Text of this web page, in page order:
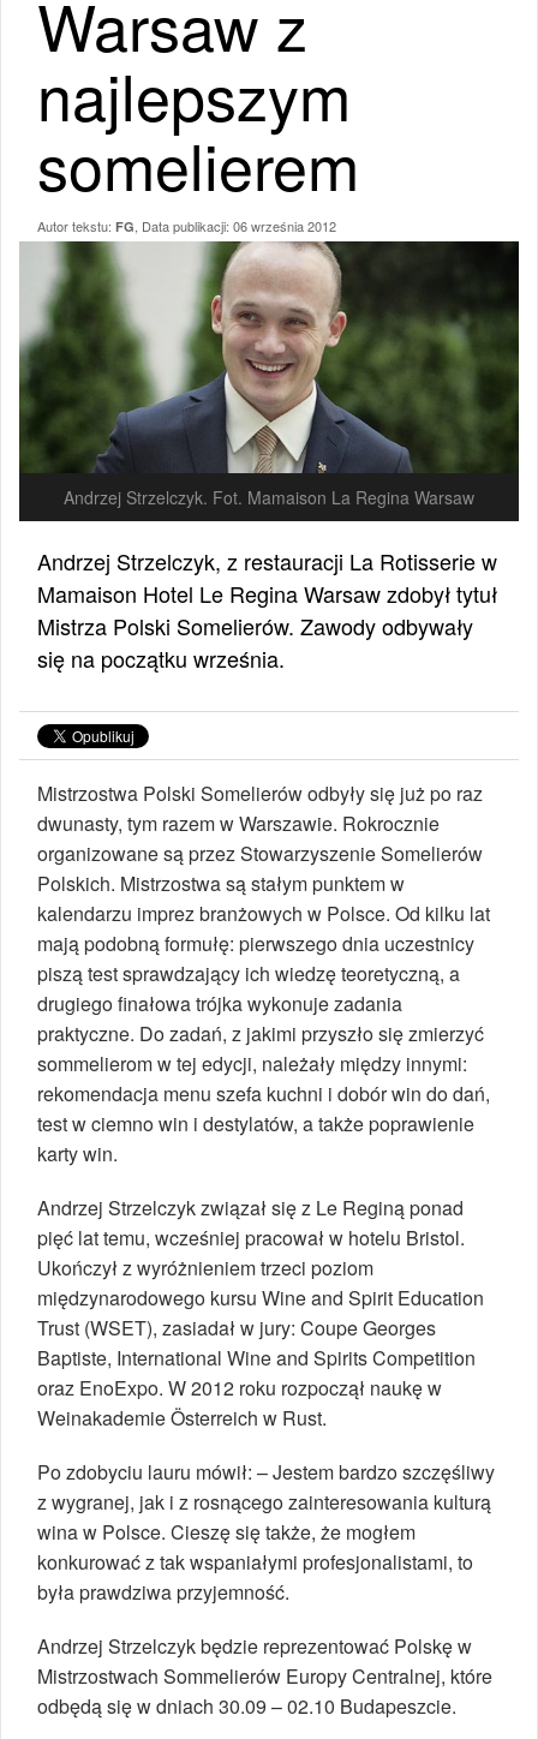
Warsaw z
najlepszym
somelierem
Autor tekstu: FG , Data publikacji: 06 września 2012
Andrzej Strzelczyk. Fot. Mamaison La Regina Warsaw
Andrzej Strzelczyk, z restauracji La Rotisserie w
Mamaison Hotel Le Regina Warsaw zdobył tytuł
Mistrza Polski Somelierów. Zawody odbywały
się na początku września.
Mistrzostwa Polski Somelierów odbyły się już po raz
dwunasty, tym razem w Warszawie. Rokrocznie
organizowane są przez Stowarzyszenie Somelierów
Polskich. Mistrzostwa są stałym punktem w
kalendarzu imprez branżowych w Polsce. Od kilku lat
mają podobną formułę: pierwszego dnia uczestnicy
piszą test sprawdzający ich wiedzę teoretyczną, a
drugiego finałowa trójka wykonuje zadania
praktyczne. Do zadań, z jakimi przyszło się zmierzyć
sommelierom w tej edycji, należały między innymi:
rekomendacja menu szefa kuchni i dobór win do dań,
test w ciemno win i destylatów, a także poprawienie
karty win.
Andrzej Strzelczyk związał się z Le Reginą ponad
pięć lat temu, wcześniej pracował w hotelu Bristol.
Ukończył z wyróżnieniem trzeci poziom
międzynarodowego kursu Wine and Spirit Education
Trust (WSET), zasiadał w jury: Coupe Georges
Baptiste, International Wine and Spirits Competition
oraz EnoExpo. W 2012 roku rozpoczął naukę w
Weinakademie Österreich w Rust.
Po zdobyciu lauru mówił: – Jestem bardzo szczęśliwy
z wygranej, jak i z rosnącego zainteresowania kulturą
wina w Polsce. Cieszę się także, że mogłem
konkurować z tak wspaniałymi profesjonalistami, to
była prawdziwa przyjemność.
Andrzej Strzelczyk będzie reprezentować Polskę w
Mistrzostwach Sommelierów Europy Centralnej, które
odbędą się w dniach 30.09 – 02.10 Budapeszcie.